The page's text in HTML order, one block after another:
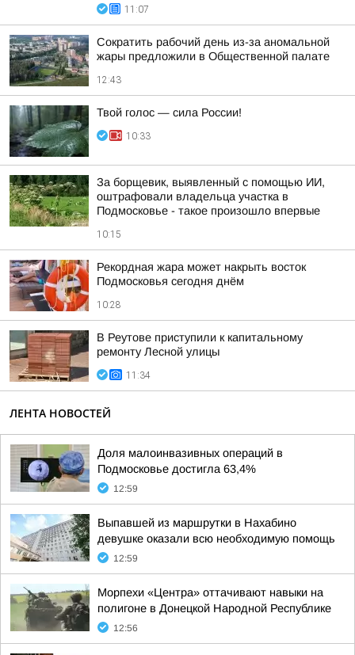
11:07
Сократить рабочий день из-за аномальной
жары предложили в Общественной палате
12:43
Твой голос — сила России!
10:33
За борщевик, выявленный с помощью ИИ,
оштрафовали владельца участка в
Подмосковье - такое произошло впервые
10:15
Рекордная жара может накрыть восток
Подмосковья сегодня днём
10:28
В Реутове приступили к капитальному
ремонту Лесной улицы
11:34
ЛЕНТА НОВОСТЕЙ
Доля малоинвазивных операций в
Подмосковье достигла 63,4%
12:59
Выпавшей из маршрутки в Нахабино
девушке оказали всю необходимую помощь
12:59
Морпехи «Центра» оттачивают навыки на
полигоне в Донецкой Народной Республике
12:56